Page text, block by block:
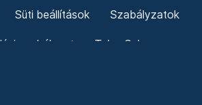
Süti beállítások Szabályzatok
szabályzat Telex Sales